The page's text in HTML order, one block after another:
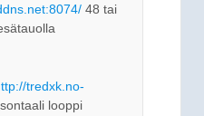
48 tai
tredxk.no-
looppi